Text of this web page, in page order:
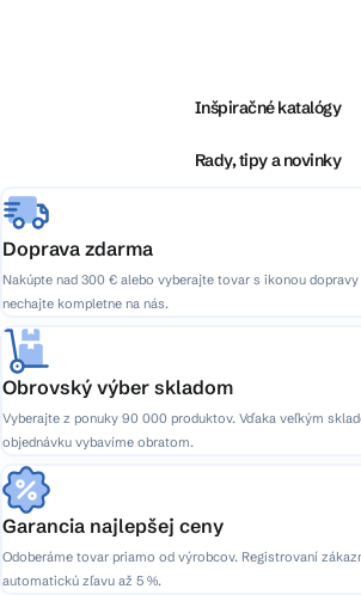
e
Inšpiračné katalógy
Rady, tipy a novinky
Doprava zdarma
Nakúpte nad 300 € alebo vyberajte tovar s ikonou
nechajte kompletne na nás.
Obrovský výber skladom
Vyberajte z ponuky 90 000 produktov. Vďaka veľkým
objednávku vybavíme obratom.
Garancia najlepšej ceny
Odoberáme tovar priamo od výrobcov. Registrovaní
automatickú zľavu až 5 %.